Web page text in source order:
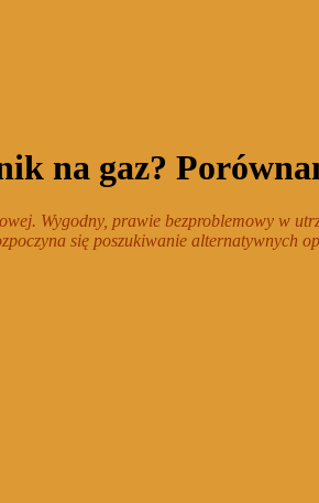
na gaz?
Wygodny, prawie bezproblemowy w
się poszukiwanie alternatywnych